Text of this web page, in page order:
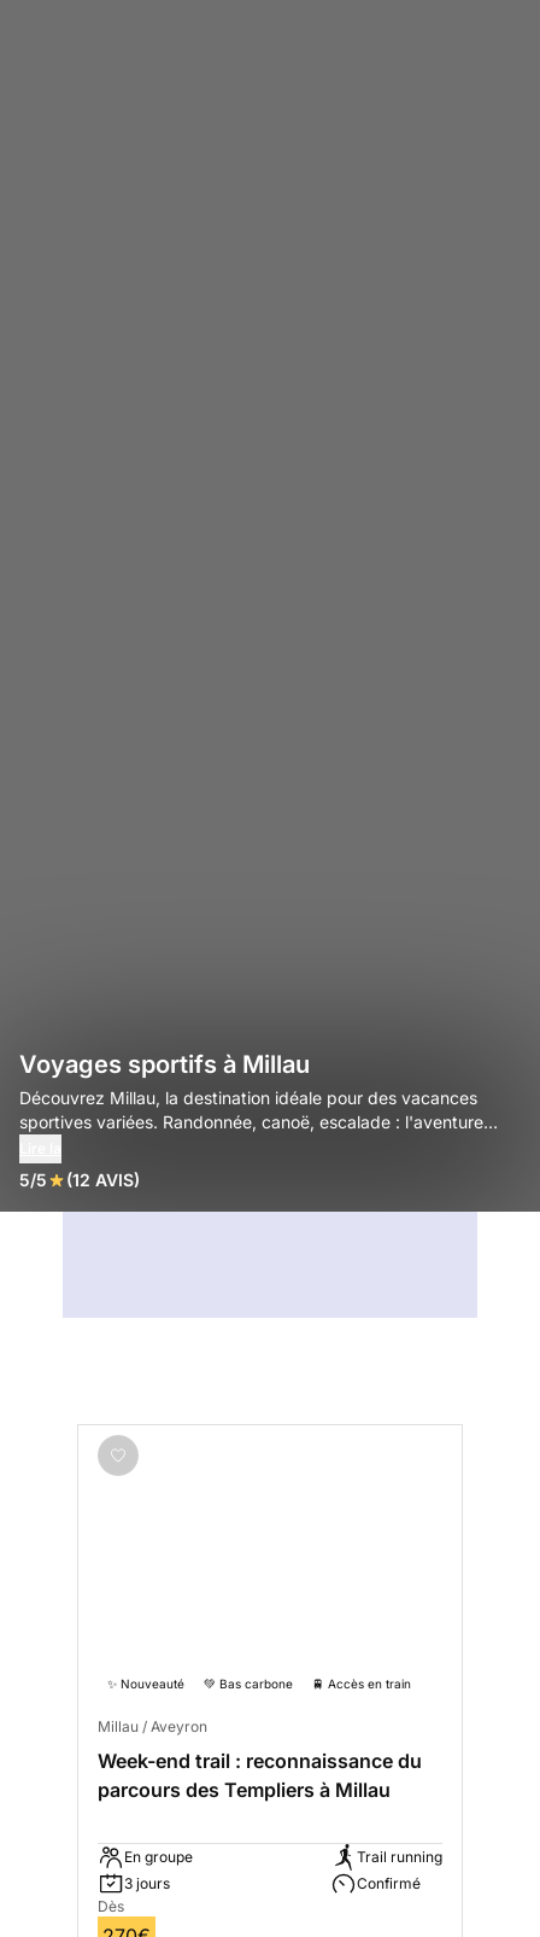
Voyages sportifs à Millau
Découvrez Millau, la destination idéale pour des vacances
sportives variées. Randonnée, canoë, escalade : l'aventure
5/5 (12 AVIS)
✨ Nouveauté 💚 Bas carbone 🚆 Accès en train
Millau / Aveyron
Week-end trail : reconnaissance du
parcours des Templiers à Millau
En groupe
3 jours
Trail running
Confirmé
Dès